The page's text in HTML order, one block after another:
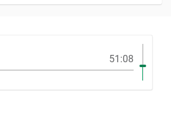
51:08